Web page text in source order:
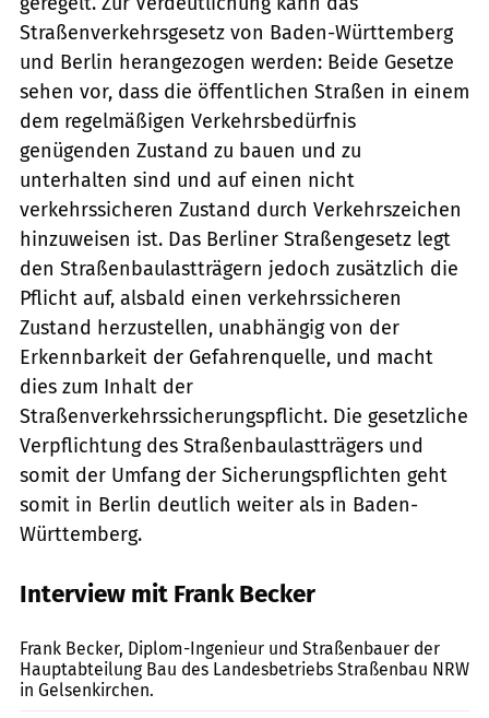
Straßenverkehrs­gesetz von Baden-Württemberg
und Berlin herangezogen werden: Beide Gesetze
sehen vor, dass die öffentlichen Straßen in einem
dem regelmäßigen Verkehrsbedürfnis
genügenden Zustand zu bauen und zu
unterhalten sind und auf einen nicht
verkehrssicheren Zustand durch Verkehrszeichen
hinzuweisen ist. Das Berliner Straßengesetz legt
den Straßenbaulastträgern jedoch zusätzlich die
Pflicht auf, alsbald einen verkehrssicheren
Zustand herzustellen, unabhängig von der
Erkennbarkeit der Gefahrenquelle, und macht
dies zum Inhalt der
Straßenverkehrssicherungspflicht. Die gesetzliche
Verpflichtung des Straßenbaulastträgers und
somit der Umfang der Sicherungspflichten geht
somit in Berlin deutlich weiter als in Baden-
Württemberg.
Interview mit Frank Becker
Frank Becker, Diplom-Ingenieur und Straßenbauer der
Hauptabteilung Bau des Landesbetriebs Straßenbau NRW
in Gelsenkirchen.